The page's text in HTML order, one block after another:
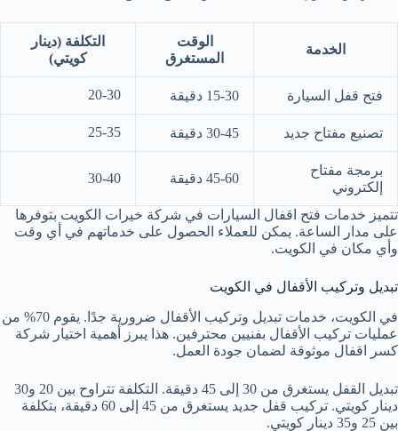
الخدمة
الوقت
المستغرق
التكلفة (دينار
كويتي)
فتح قفل السيارة 15-30 دقيقة 20-30
تصنيع مفتاح جديد 30-45 دقيقة 25-35
برمجة مفتاح
إلكتروني
45-60 دقيقة 30-40
تتميز خدمات فتح اقفال السيارات في شركة خيرات الكويت بتوفرها
على مدار الساعة. يمكن للعملاء الحصول على خدماتهم في أي وقت
وأي مكان في الكويت.
تبديل وتركيب الأقفال في الكويت
في الكويت، خدمات تبديل وتركيب الأقفال ضرورية جدًا. يقوم 70% من
عمليات تركيب الأقفال بفنيين محترفين. هذا يبرز أهمية اختيار شركة
كسر اقفال موثوقة لضمان جودة العمل.
تبديل القفل يستغرق من 30 إلى 45 دقيقة. التكلفة تتراوح بين 20 و30
دينار كويتي. تركيب قفل جديد يستغرق من 45 إلى 60 دقيقة، بتكلفة
بين 25 و35 دينار كويتي.